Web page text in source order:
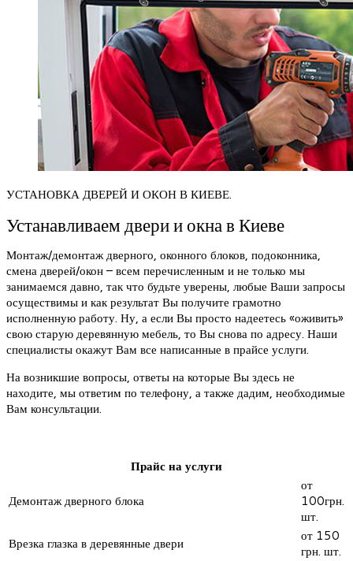
УСТАНОВКА ДВЕРЕЙ И ОКОН В КИЕВЕ.
Устанавливаем двери и окна в Киеве
Монтаж/демонтаж дверного, оконного блоков, подоконника,
смена дверей/окон – всем перечисленным и не только мы
занимаемся давно, так что будьте уверены, любые Ваши запросы
осуществимы и как результат Вы получите грамотно
исполненную работу. Ну, а если Вы просто надеетесь «оживить»
свою старую деревянную мебель, то Вы снова по адресу. Наши
специалисты окажут Вам все написанные в прайсе услуги.
На возникшие вопросы, ответы на которые Вы здесь не
находите, мы ответим по телефону, а также дадим, необходимые
Вам консультации.
Прайс на услуги
Демонтаж дверного блока
от
100грн.
шт.
Врезка глазка в деревянные двери
от 150
грн. шт.